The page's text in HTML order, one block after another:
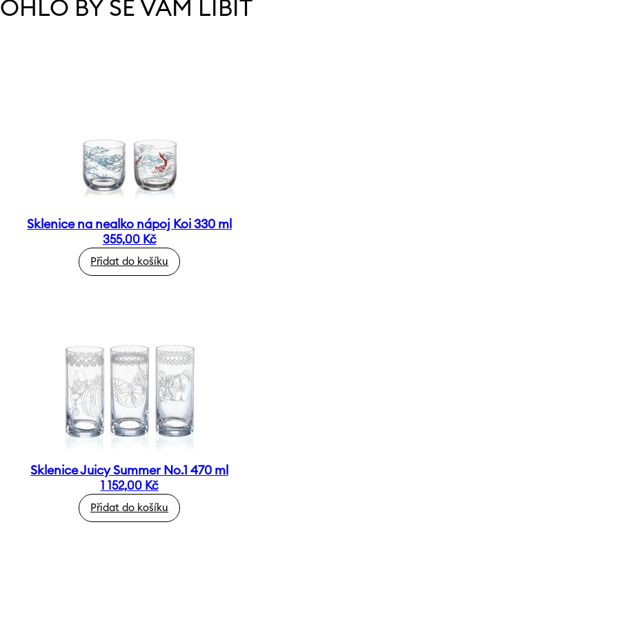
BY SE VÁM LÍBIT
Sklenice na nealko nápoj Koi 330 ml
355,00 Kč
Přidat do košíku
Sklenice Juicy Summer No.1 470 ml
1 152,00 Kč
Přidat do košíku